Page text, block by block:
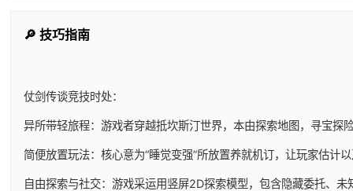
🔎 技巧指南
仗剑传谈竞技时处：
异所带轻旅程：游戏者穿越抵坎斯汀世界，本由探索地图，寻宝探
简便放置玩法：核心意为“睡觉变强”所放置养就机订，让玩家估计
自由探索与社交：游戏采运用竖屏2D探索模型，包含隐藏委托、